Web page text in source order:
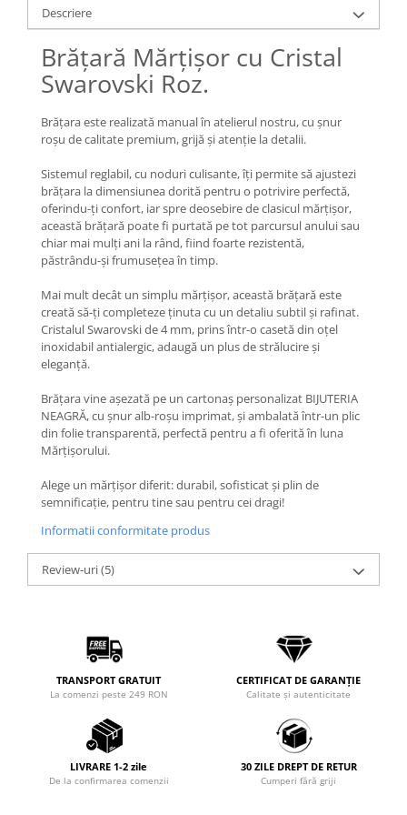
Lănțișoare cu Soare
Lănțișoare cu Semilună
Lănțișoare cu Zodii
Lănțișoare cu Animale
Lănțișoare cu Pietre Naturale
Lănțișoare Argint Diverse
COLIERE CU PERLE
Coliere cu Perle Naturale
Coliere cu Perle Preciosa
COLIERE ȘNUR REGLABIL
Coliere cu Cruce
Coliere cu Stea
Coliere cu Soare
Coliere cu Semilună
Coliere cu Zodii
Coliere cu Flori
Coliere cu Animale
Coliere cu Molecule
Coliere Diverse
BRĂȚĂRI
BRĂȚĂRI CU ȘNUR REGLABIL
Brățări din Aur cu șnur reglabil
Brățări din Argint cu șnur reglabil
Brățări din Aur cu pietre
semiprețioase
Brățări din Argint cu pietre
semiprețioase
Brățări elastice cu pietre
semiprețioase
BRĂȚĂRI DE PICIOR
Brățări de picior din Aur
Descriere
Brățară Mărțișor cu Cristal
Swarovski Roz.
Brățara este realizată manual în atelierul nostru, cu șnur
roșu de calitate premium, grijă și atenție la detalii.
Sistemul reglabil, cu noduri culisante, îți permite să ajustezi
brățara la dimensiunea dorită pentru o potrivire perfectă,
oferindu-ți confort, iar spre deosebire de clasicul mărțișor,
această brățară poate fi purtată pe tot parcursul anului sau
chiar mai mulți ani la rând, fiind foarte rezistentă,
păstrându-și frumusețea în timp.
Mai mult decât un simplu mărțișor, această brățară este
creată să-ți completeze ținuta cu un detaliu subtil și rafinat.
Cristalul Swarovski de 4 mm, prins într-o casetă din oțel
inoxidabil antialergic, adaugă un plus de strălucire și
eleganță.
Brățara vine așezată pe un cartonaș personalizat BIJUTERIA
NEAGRĂ, cu șnur alb-roșu imprimat, și ambalată într-un plic
din folie transparentă, perfectă pentru a fi oferită în luna
Mărțișorului.
Alege un mărțișor diferit: durabil, sofisticat și plin de
semnificație, pentru tine sau pentru cei dragi!
Informatii conformitate produs
Review-uri(5)
TRANSPORT GRATUIT
La comenzi peste 249 RON
CERTIFICAT DE GARANȚIE
Calitate și autenticitate
LIVRARE 1-2 zile
De la confirmarea comenzii
30 ZILE DREPT DE RETUR
Cumperi fără griji